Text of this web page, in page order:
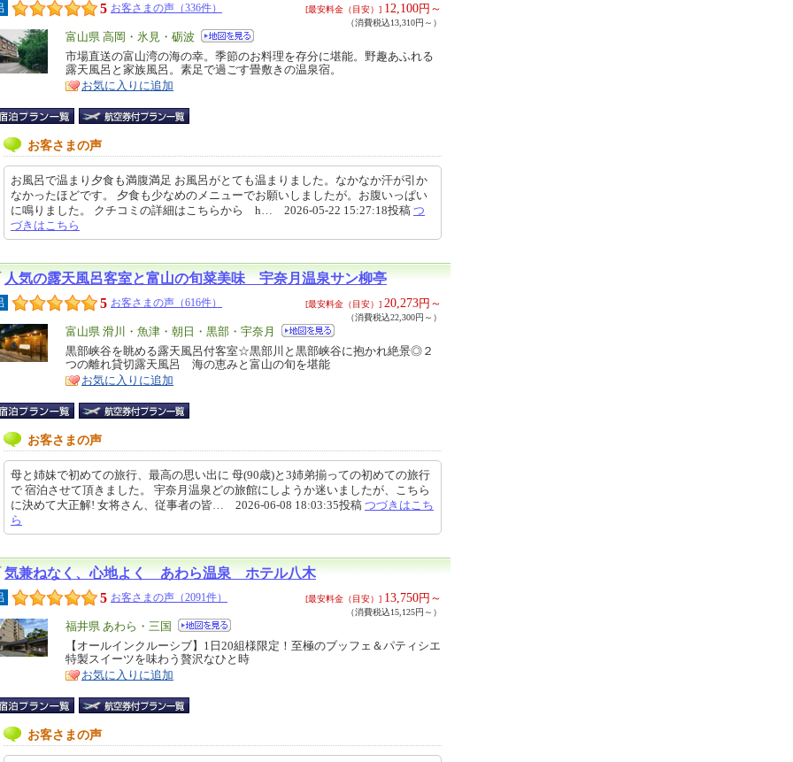
5 お客さまの声（336件） [最安料金（目安）] 12,100円～
（消費税込13,310円～）
エ
リ
ア
富山県 高岡・氷見・砺波
特
徴
市場直送の富山湾の海の幸。季節のお料理を存分に堪能。野趣あふれる
露天風呂と家族風呂。素足で過ごす畳敷きの温泉宿。
お気に入りに追加
お客さまの声
お風呂で温まり夕食も満腹満足 お風呂がとても温まりました。なかなか汗が引か
なかったほどです。 夕食も少なめのメニューでお願いしましたが。お腹いっぱい
に鳴りました。 クチコミの詳細はこちらから h… 2026-05-22 15:27:18投稿 つ
づきはこちら
人気の露天風呂客室と富山の旬菜美味 宇奈月温泉サン柳亭
5 お客さまの声（616件） [最安料金（目安）] 20,273円～
（消費税込22,300円～）
エ
リ
ア
富山県 滑川・魚津・朝日・黒部・宇奈月
特
徴
黒部峡谷を眺める露天風呂付客室☆黒部川と黒部峡谷に抱かれ絶景◎２
つの離れ貸切露天風呂 海の恵みと富山の旬を堪能
お気に入りに追加
お客さまの声
母と姉妹で初めての旅行、最高の思い出に 母(90歳)と3姉弟揃っての初めての旅行
で 宿泊させて頂きました。 宇奈月温泉どの旅館にしようか迷いましたが、こちら
に決めて大正解! 女将さん、従事者の皆… 2026-06-08 18:03:35投稿 つづきはこち
ら
気兼ねなく、心地よく あわら温泉 ホテル八木
5 お客さまの声（2091件） [最安料金（目安）] 13,750円～
（消費税込15,125円～）
エ
リ
ア
福井県 あわら・三国
特
徴
【オールインクルーシブ】1日20組様限定！至極のブッフェ＆パティシエ
特製スイーツを味わう贅沢なひと時
お気に入りに追加
お客さまの声